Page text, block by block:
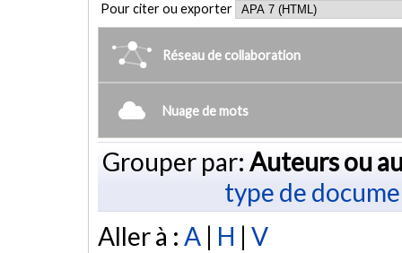
Pour citer ou exporter
Réseau de collaboration
Nuage de mots
Grouper par: Auteurs ou
type de
Aller à : A | H | V